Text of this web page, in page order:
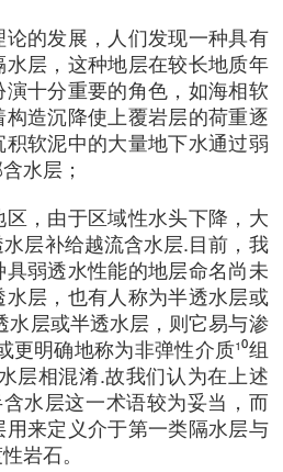
的发展，人们发现一种具有
层，这种地层在较长地质年
十分重要的角色，如海相软
造沉降使上覆岩层的荷重逐
软泥中的大量地下水通过弱
水层；
，由于区域性水头下降，大
层补给越流含水层.目前，我
弱透水性能的地层命名尚未
层，也有人称为半透水层或
水层或半透水层，则它易与渗
明确地称为非弹性介质¹⁰组
层相混淆.故我们认为在上述
水层这一术语较为妥当，而
来定义介于第一类隔水层与
岩石。